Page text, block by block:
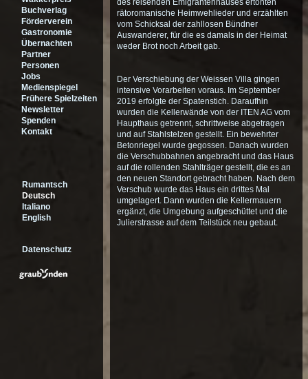
Buchverlag
Förderverein
Gastronomie
Übernachten
Partner
Personen
Jobs
Medienspiegel
Frühere Spielzeiten
Newsletter
Spenden
Kontakt
Rumantsch
Deutsch
Italiano
English
Datenschutz
des reisenden Emigrantenhauses ertönten
rätoromanische Heimwehlieder und erzählten
vom Schicksal der zahllosen Bündner
Auswanderer, für die es damals in der Heimat
weder Brot noch Arbeit gab.
Der Verschiebung der Weissen Villa gingen
intensive Vorarbeiten voraus. Im September
2019 erfolgte der Spatenstich. Daraufhin
wurden die Kellerwände von der ITEN AG vom
Haupthaus getrennt, schrittweise abgetragen
und auf Stahlstelzen gestellt. Ein bewehrter
Betonriegel wurde gegossen. Danach wurden
die Verschubbahnen angebracht und das Haus
auf die rollenden Stahlträger gestellt, die es an
den neuen Standort gebracht haben. Nach dem
Verschub wurde das Haus ein drittes Mal
umgelagert. Dann wurden die Kellermauern
ergänzt, die Umgebung aufgeschüttet und die
Julierstrasse auf dem Teilstück neu gebaut.